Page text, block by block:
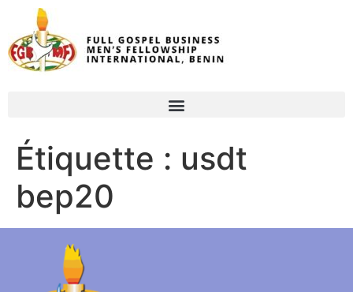
Étiquette : usdt
bep20